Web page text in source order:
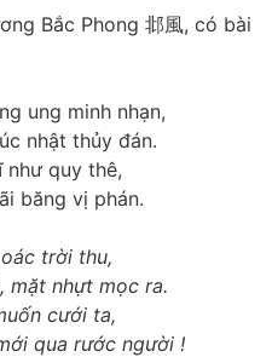
Bắc Phong 邶風, có bài
minh nhạn,
thủy đán.
quy thê,
vị phán.
trời thu,
nhựt mọc ra.
cưới ta,
rước người !